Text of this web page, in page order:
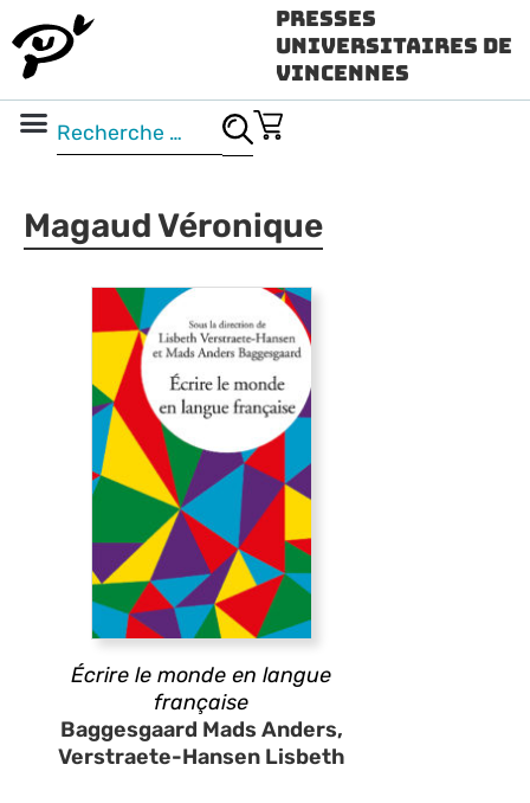
Presses
Universitaires de
Vincennes
Magaud Véronique
Écrire le monde en langue
française
Baggesgaard Mads Anders,
Verstraete-Hansen Lisbeth